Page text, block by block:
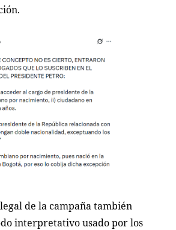
de la campaña también
interpretativo usado por los